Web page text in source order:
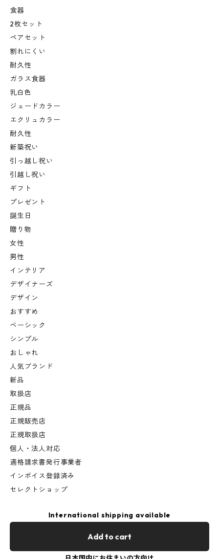
食器
2枚セット
ペアセット
割れにくい
耐久性
ガラス食器
乳白色
ジェードカラー
エクリュカラー
耐久性
新築祝い
引っ越し祝い
引越し祝い
ギフト
プレゼント
誕生日
贈り物
女性
男性
インテリア
デザイナーズ
デザイン
おすすめ
ベーシック
シンプル
おしゃれ
人気ブランド
新品
取扱店
正規品
正規販売店
正規取扱店
個人・法人対応
適格請求書発行事業者
インボイス登録済み
セレクトショップ
International shipping available
Add to cart